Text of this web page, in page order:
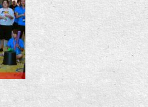
Dozent Joachim Kampschulte